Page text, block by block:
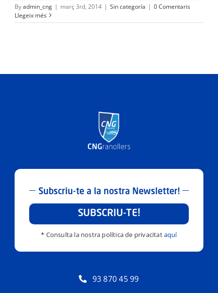
Byadmin_cng | març 3rd, 2014 | Sin categoría | 0 Comentaris
Llegeix més
Subscriu-te a la nostra Newsletter!
SUBSCRIU-TE!
* Consulta la nostra política de privacitataquí
93 870 45 99